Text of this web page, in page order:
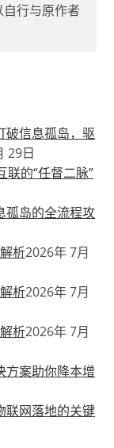
行与原作者
破信息孤岛，驱
29日
的“任督二脉”
孤岛的全流程攻
析2026年 7月
析2026年 7月
析2026年 7月
方案助你降本增
联网落地的关键